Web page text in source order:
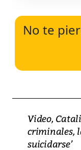
No te
Video,
criminales,
suicidarse’